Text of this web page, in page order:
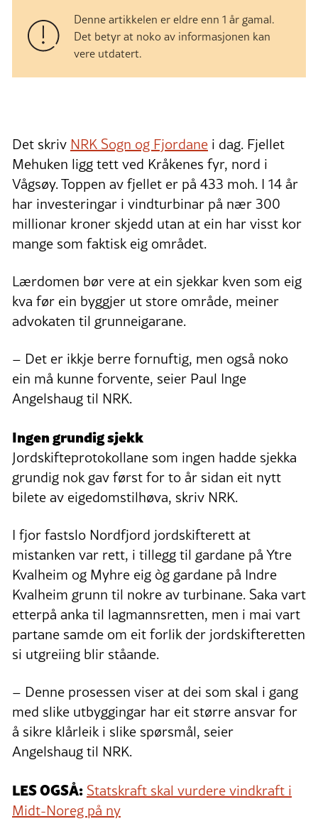
Denne artikkelen er eldre enn 1 år gamal.
Det betyr at noko av informasjonen kan
vere utdatert.
Det skriv NRK Sogn og Fjordane i dag. Fjellet
Mehuken ligg tett ved Kråkenes fyr, nord i
Vågsøy. Toppen av fjellet er på 433 moh. I 14 år
har investeringar i vindturbinar på nær 300
millionar kroner skjedd utan at ein har visst kor
mange som faktisk eig området.
Lærdomen bør vere at ein sjekkar kven som eig
kva før ein byggjer ut store område, meiner
advokaten til grunneigarane.
– Det er ikkje berre fornuftig, men også noko
ein må kunne forvente, seier Paul Inge
Angelshaug til NRK.
Ingen grundig sjekk
Jordskifteprotokollane som ingen hadde sjekka
grundig nok gav først for to år sidan eit nytt
bilete av eigedomstilhøva, skriv NRK.
I fjor fastslo Nordfjord jordskifterett at
mistanken var rett, i tillegg til gardane på Ytre
Kvalheim og Myhre eig òg gardane på Indre
Kvalheim grunn til nokre av turbinane. Saka vart
etterpå anka til lagmannsretten, men i mai vart
partane samde om eit forlik der jordskifteretten
si utgreiing blir ståande.
– Denne prosessen viser at dei som skal i gang
med slike utbyggingar har eit større ansvar for
å sikre klårleik i slike spørsmål, seier
Angelshaug til NRK.
LES OGSÅ: Statskraft skal vurdere vindkraft i
Midt-Noreg på ny